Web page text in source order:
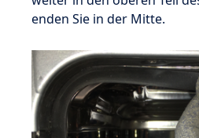
enden Sie in der Mitte.